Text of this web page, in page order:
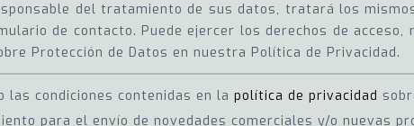
del tratamiento de sus datos, tratará los
de contacto. Puede ejercer los derechos de
Protección de Datos en nuestra Política de Privacidad.
las condiciones contenidas en la política de privacidad
para el envío de novedades comerciales y/o nuevas